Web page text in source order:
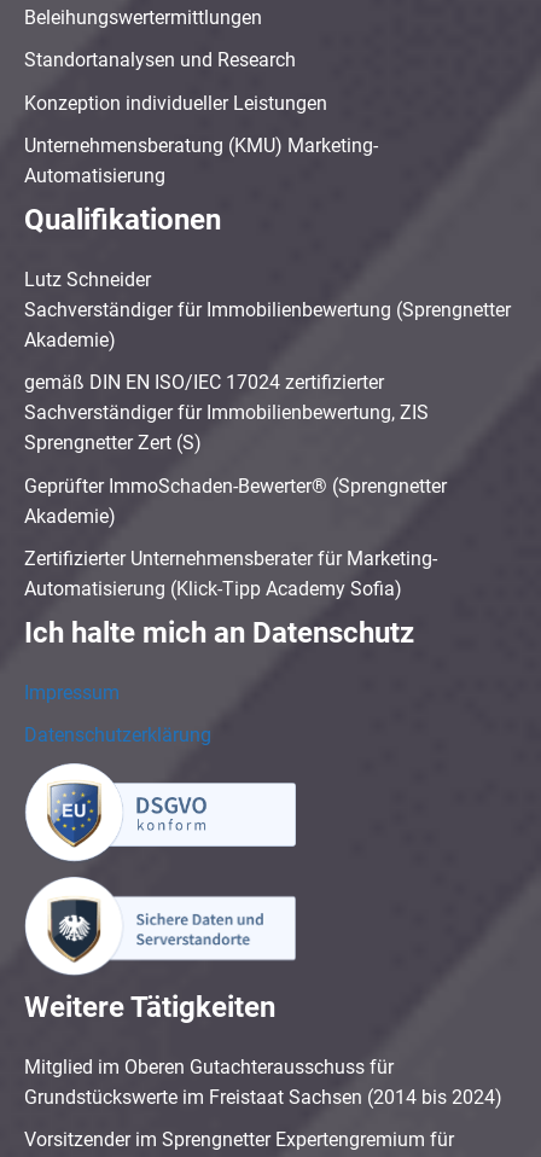
Beleihungswertermittlungen
Standortanalysen und Research
Konzeption individueller Leistungen
Unternehmensberatung (KMU) Marketing-
Automatisierung
Qualifikationen
Lutz Schneider
Sachverständiger für Immobilienbewertung (Sprengnetter
Akademie)
gemäß DIN EN ISO/IEC 17024 zertifizierter
Sachverständiger für Immobilienbewertung, ZIS
Sprengnetter Zert (S)
Geprüfter ImmoSchaden-Bewerter® (Sprengnetter
Akademie)
Zertifizierter Unternehmensberater für Marketing-
Automatisierung (Klick-Tipp Academy Sofia)
Ich halte mich an Datenschutz
Impressum
Datenschutzerklärung
Weitere Tätigkeiten
Mitglied im Oberen Gutachterausschuss für
Grundstückswerte im Freistaat Sachsen (2014 bis 2024)
Vorsitzender im Sprengnetter Expertengremium für